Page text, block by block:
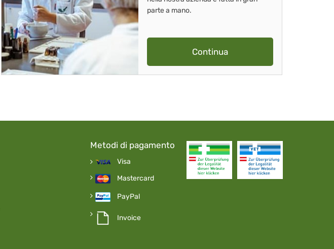
parte a mano.
Continua
Metodi di pagamento
Visa
Mastercard
PayPal
Invoice